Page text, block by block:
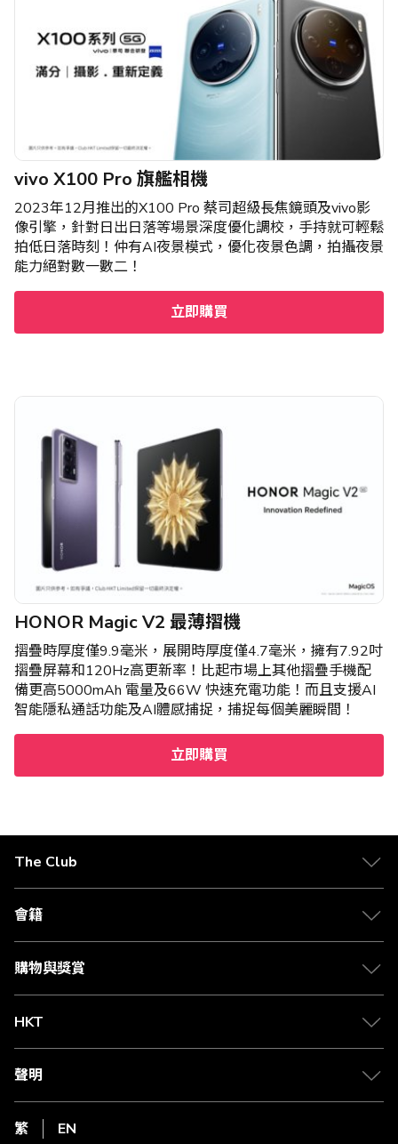
vivo X100 Pro 旗艦相機
2023年12月推出的X100 Pro 蔡司超級長焦鏡頭及vivo影
像引擎，針對日出日落等場景深度優化調校，手持就可輕鬆
拍低日落時刻！仲有AI夜景模式，優化夜景色調，拍攝夜景
能力絕對數一數二！
立即購買
HONOR Magic V2 最薄摺機
摺疊時厚度僅9.9毫米，展開時厚度僅4.7毫米，擁有7.92吋
摺疊屏幕和120Hz高更新率！比起市場上其他摺疊手機配
備更高5000mAh 電量及66W 快速充電功能！而且支援AI
智能隱私通話功能及AI體感捕捉，捕捉每個美麗瞬間！
立即購買
The Club
會籍
購物與獎賞
HKT
聲明
繁 EN